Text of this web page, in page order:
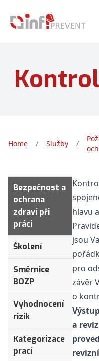
Home / Služby /
Bezpečnost a
ochrana
zdraví při
práci
Školení
Směrnice
BOZP
Vyhodnocení
rizik
Kategorizace
prací
hlavu
jsou
pro
závěr
o
a